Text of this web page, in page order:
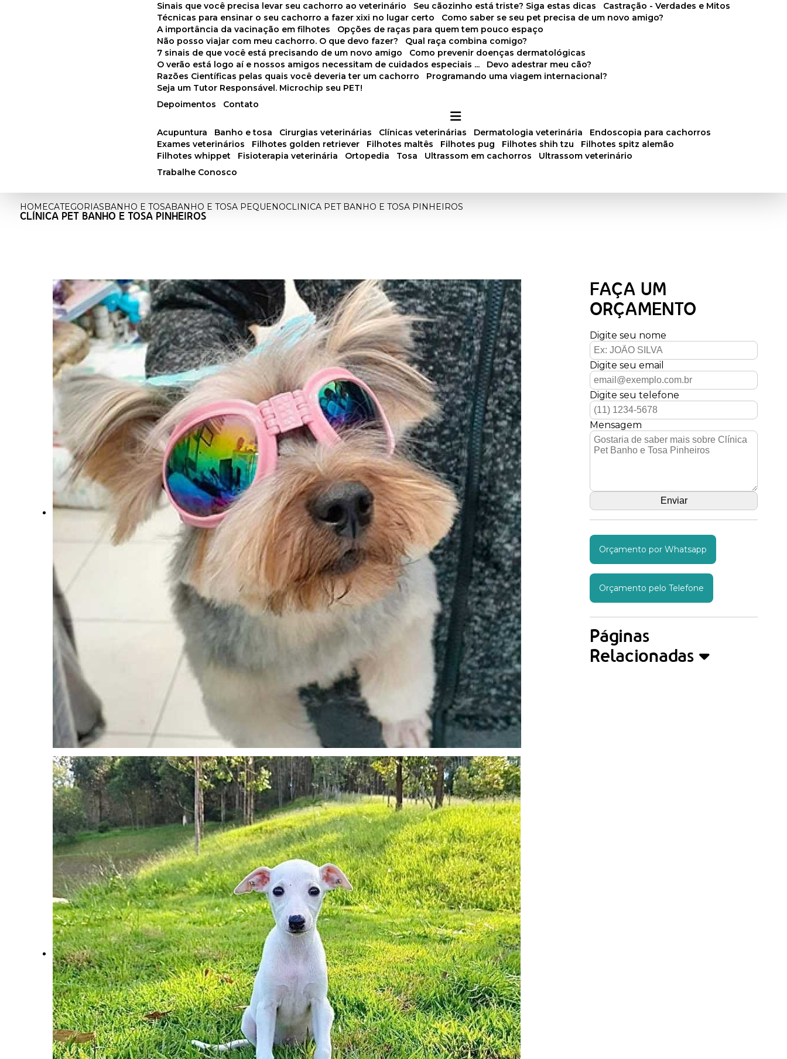
Depoimentos
Sinais que você precisa levar seu cachorro ao veterinário
Seu cãozinho está triste? Siga estas dicas
Castração - Verdades e Mitos
Técnicas para ensinar o seu cachorro a fazer xixi no lugar certo
Como saber se seu pet precisa de um novo amigo?
A importância da vacinação em filhotes
Opções de raças para quem tem pouco espaço
Não posso viajar com meu cachorro. O que devo fazer?
Qual raça combina comigo?
7 sinais de que você está precisando de um novo amigo
Como prevenir doenças dermatológicas
O verão está logo aí e nossos amigos necessitam de cuidados especiais ...
Devo adestrar meu cão?
Razões Científicas pelas quais você deveria ter um cachorro
Programando uma viagem internacional?
Seja um Tutor Responsável. Microchip seu PET!
Contato
acupuntura banho e tosa cirurgias veterinárias clínicas veterinárias dermatologia veterinária
endoscopia para cachorros
exames veterinários
filhotes golden retriever filhotes maltês filhotes pug filhotes shih tzu
filhotes spitz alemão
filhotes whippet
fisioterapia veterinária ortopedia tosa ultrassom em cachorros
ultrassom veterinário
Trabalhe Conosco
HOMECATEGORIASBANHO E TOSABANHO E TOSA PEQUENOCLINICA PET BANHO E TOSA PINHEIROS
CLÍNICA PET BANHO E TOSA PINHEIROS
FAÇA UM
ORÇAMENTO
Digite seu nome
Digite seu email
Digite seu telefone
Mensagem
Orçamento por Whatsapp
Orçamento pelo Telefone
Páginas
Relacionadas